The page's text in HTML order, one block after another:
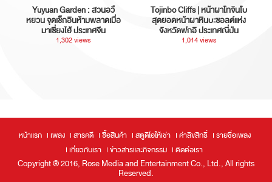
Yuyuan Garden : สวนอวี้
หยวน จุดเช็กอินห้ามพลาดเมื่อ
มาเซี่ยงไฮ้ ประเทศจีน
1,302 views
Tojinbo Cliffs | หน้าผาโทจินโบ
สุดยอดหน้าผาหินบะซอลต์แห่ง
จังหวัดฟุกุอิ ประเทศญี่ปุ่น
1,014 views
หน้าแรก เพลง สารคดี ซื้อสินค้า สตูดิโอให้เช่า ค่าลิขสิทธิ์
รายชื่อเพลง
เกี่ยวกับเรา
ข่าวสารและกิจกรรม ติดต่อเรา
Copyright ® 2016, Rose Media and Entertainment Co., Ltd., All rights
Reserved.